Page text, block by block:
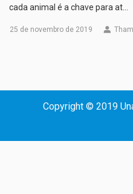
cada animal é a chave para at…
25 de novembro de 2019
Copyright © 2019